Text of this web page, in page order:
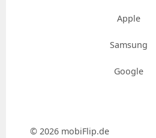
Apple
Samsung
Google
© 2026 mobiFlip.de